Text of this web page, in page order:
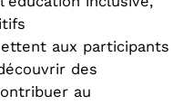
aux participants
des
au